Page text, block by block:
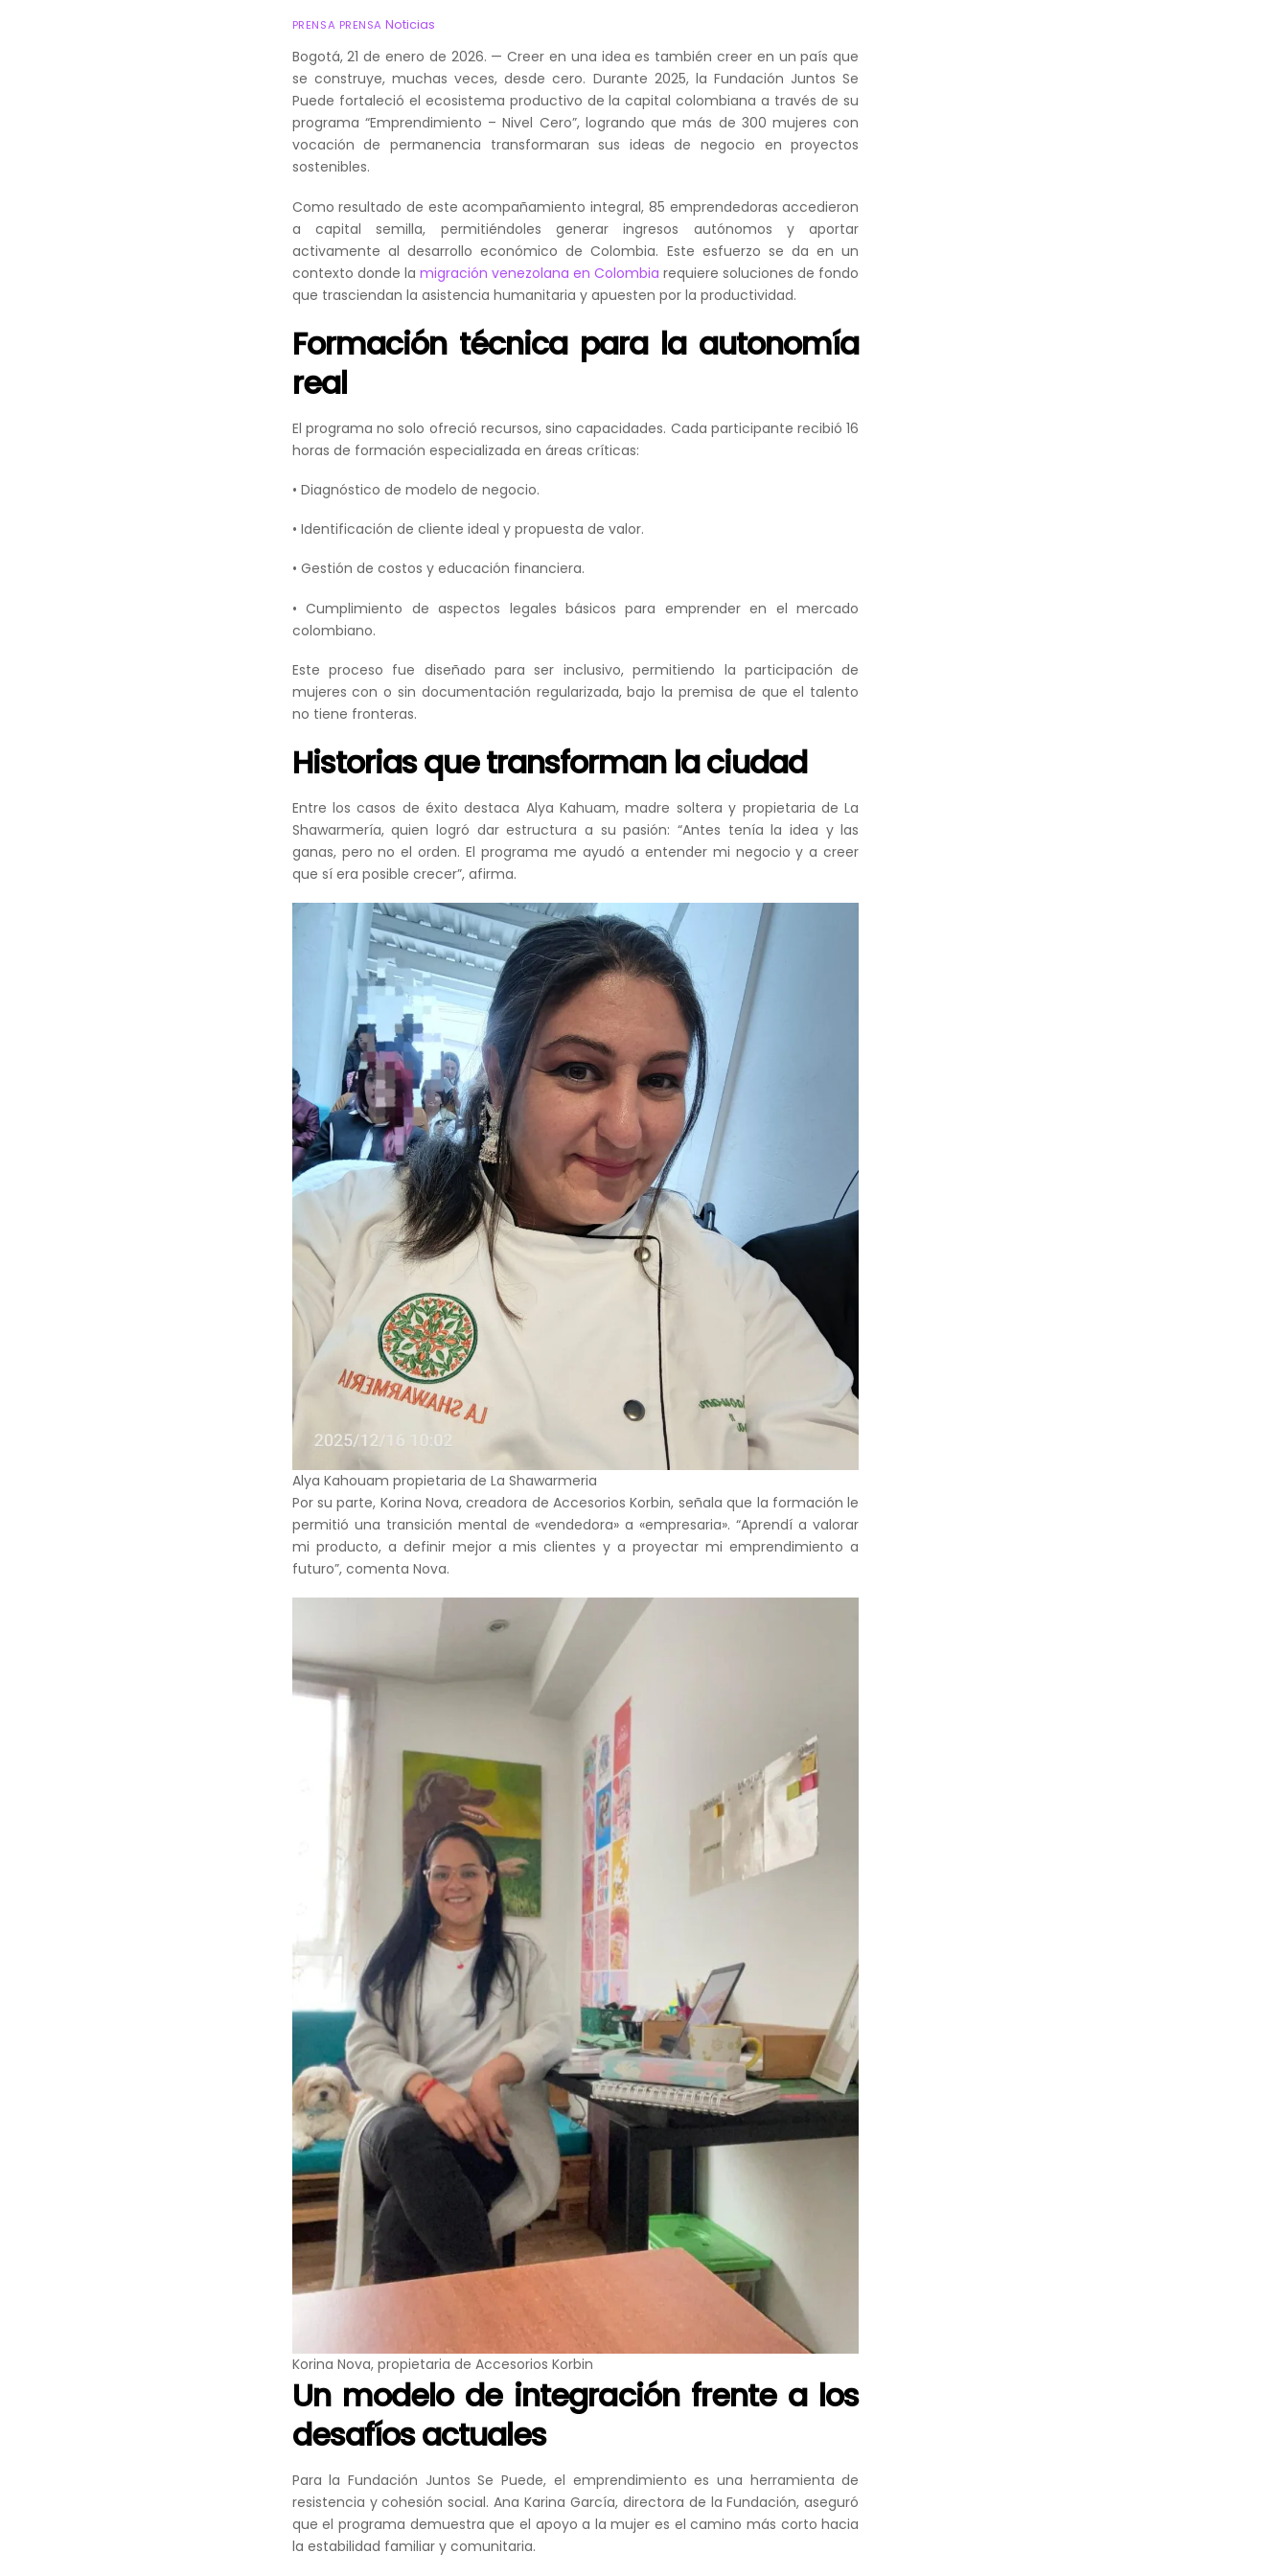
PRENSA PRENSA Noticias
Bogotá, 21 de enero de 2026. — Creer en una idea es también creer en un país que
se construye, muchas veces, desde cero. Durante 2025, la Fundación Juntos Se
Puede fortaleció el ecosistema productivo de la capital colombiana a través de su
programa “Emprendimiento – Nivel Cero”, logrando que más de 300 mujeres con
vocación de permanencia transformaran sus ideas de negocio en proyectos
sostenibles.
Como resultado de este acompañamiento integral, 85 emprendedoras accedieron
a capital semilla, permitiéndoles generar ingresos autónomos y aportar
activamente al desarrollo económico de Colombia. Este esfuerzo se da en un
contexto donde la migración venezolana en Colombia requiere soluciones de fondo
que trasciendan la asistencia humanitaria y apuesten por la productividad.
Formación técnica para la autonomía
real
El programa no solo ofreció recursos, sino capacidades. Cada participante recibió 16
horas de formación especializada en áreas críticas:
• Diagnóstico de modelo de negocio.
• Identificación de cliente ideal y propuesta de valor.
• Gestión de costos y educación financiera.
• Cumplimiento de aspectos legales básicos para emprender en el mercado
colombiano.
Este proceso fue diseñado para ser inclusivo, permitiendo la participación de
mujeres con o sin documentación regularizada, bajo la premisa de que el talento
no tiene fronteras.
Historias que transforman la ciudad
Entre los casos de éxito destaca Alya Kahuam, madre soltera y propietaria de La
Shawarmería, quien logró dar estructura a su pasión: “Antes tenía la idea y las
ganas, pero no el orden. El programa me ayudó a entender mi negocio y a creer
que sí era posible crecer”, afirma.
Alya Kahouam propietaria de La Shawarmeria
Por su parte, Korina Nova, creadora de Accesorios Korbin, señala que la formación le
permitió una transición mental de «vendedora» a «empresaria». “Aprendí a valorar
mi producto, a definir mejor a mis clientes y a proyectar mi emprendimiento a
futuro”, comenta Nova.
Korina Nova, propietaria de Accesorios Korbin
Un modelo de integración frente a los
desafíos actuales
Para la Fundación Juntos Se Puede, el emprendimiento es una herramienta de
resistencia y cohesión social. Ana Karina García, directora de la Fundación, aseguró
que el programa demuestra que el apoyo a la mujer es el camino más corto hacia
la estabilidad familiar y comunitaria.